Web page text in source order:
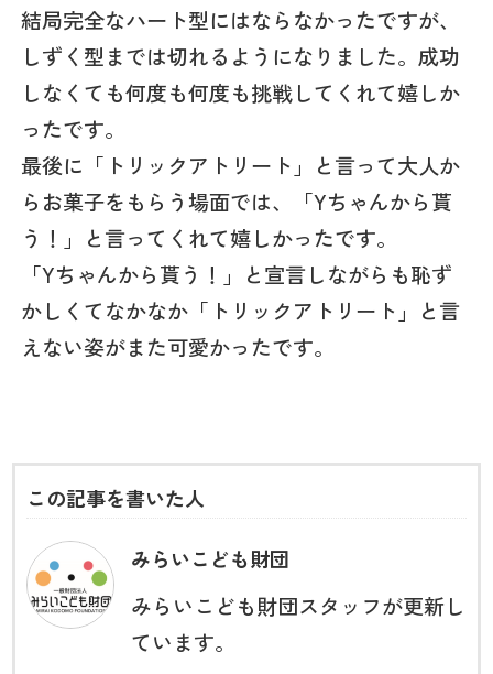
結局完全なハート型にはならなかったですが、
しずく型までは切れるようになりました。成功
しなくても何度も何度も挑戦してくれて嬉しか
ったです。
最後に「トリックアトリート」と言って大人か
らお菓子をもらう場面では、「Yちゃんから貰
う！」と言ってくれて嬉しかったです。
「Yちゃんから貰う！」と宣言しながらも恥ず
かしくてなかなか「トリックアトリート」と言
えない姿がまた可愛かったです。
この記事を書いた人
みらいこども財団
みらいこども財団スタッフが更新し
ています。